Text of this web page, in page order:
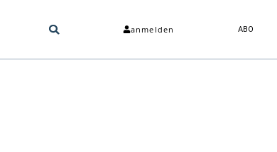
anmelden ABO